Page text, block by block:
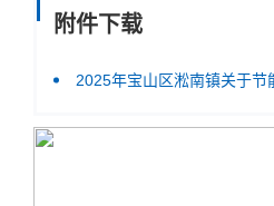
附件下载
2025年宝山区淞南镇关于节能减排专项资金-生活垃圾分类